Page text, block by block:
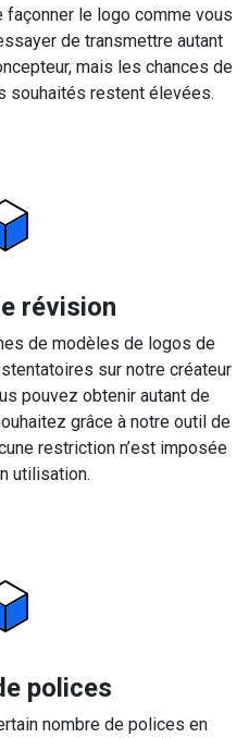
le logo comme vous
de transmettre autant
mais les chances de
souhaités restent élevées.
révision
de modèles de logos de
sur notre créateur
pouvez obtenir autant de
grâce à notre outil de
restriction n’est imposée
utilisation.
polices
nombre de polices en